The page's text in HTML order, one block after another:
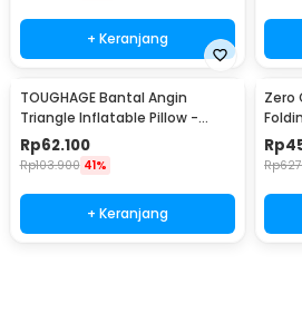
+ Keranjang
TOUGHAGE Bantal Angin
Triangle Inflatable Pillow -
PF3101
Rp62.100
Rp103.900 41%
+ Keranjang
Zero
Rp
Rp